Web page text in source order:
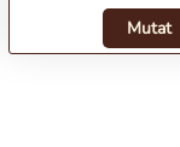
Mutat